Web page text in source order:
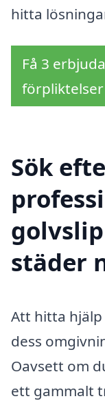
hitta
Få 3
förpliktelser
Sök
städer
Att hitta hjälp
dess
Oavsett om
ett gammalt